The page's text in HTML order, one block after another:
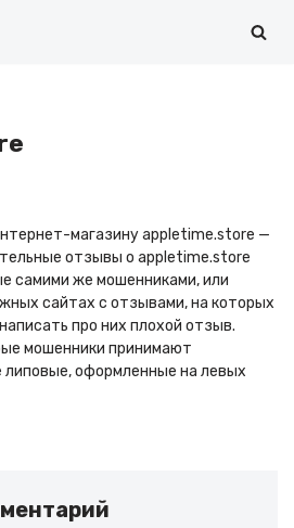
магазину appletime.store —
отзывы о appletime.store
самими же мошенниками, или
сайтах с отзывами, на которых
про них плохой отзыв.
мошенники принимают
оформленные на левых